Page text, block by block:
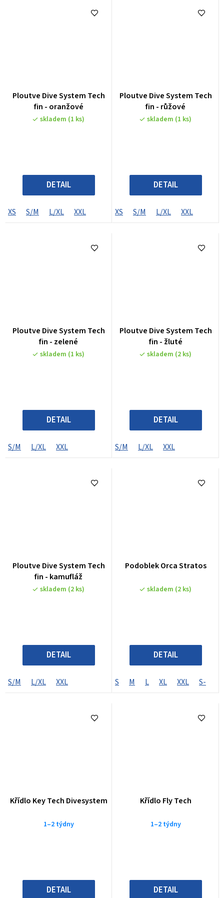
Ploutve Dive System Tech
fin - oranžové
skladem (1 ks)
DETAIL
XS S/M L/XL XXL
Ploutve Dive System Tech
fin - růžové
skladem (1 ks)
DETAIL
XS S/M L/XL XXL
Ploutve Dive System Tech
fin - zelené
skladem (1 ks)
DETAIL
S/M L/XL XXL
Ploutve Dive System Tech
fin - žluté
skladem (2 ks)
DETAIL
S/M L/XL XXL
Ploutve Dive System Tech
fin - kamufláž
skladem (2 ks)
DETAIL
S/M L/XL XXL
Podoblek Orca Stratos
skladem (2 ks)
DETAIL
S M L XL XXL S-
Křídlo Key Tech Divesystem
1–2 týdny
DETAIL
Křídlo Fly Tech
1–2 týdny
DETAIL